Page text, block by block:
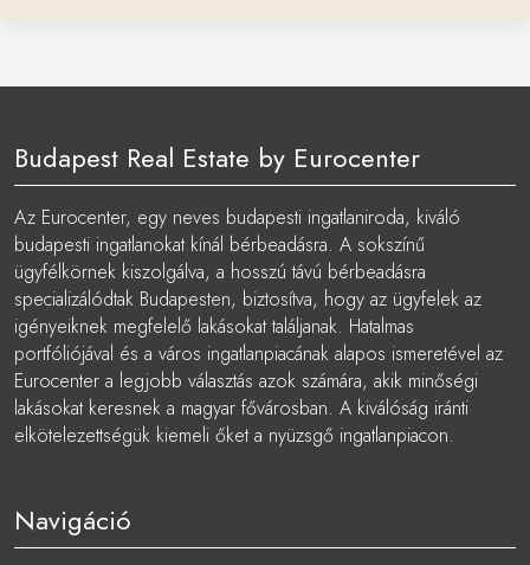
Budapest Real Estate by Eurocenter
Az Eurocenter, egy neves budapesti ingatlaniroda, kiváló
budapesti ingatlanokat kínál bérbeadásra. A sokszínű
ügyfélkörnek kiszolgálva, a hosszú távú bérbeadásra
specializálódtak Budapesten, biztosítva, hogy az ügyfelek az
igényeiknek megfelelő lakásokat találjanak. Hatalmas
portfóliójával és a város ingatlanpiacának alapos ismeretével az
Eurocenter a legjobb választás azok számára, akik minőségi
lakásokat keresnek a magyar fővárosban. A kiválóság iránti
elkötelezettségük kiemeli őket a nyüzsgő ingatlanpiacon.
Navigáció